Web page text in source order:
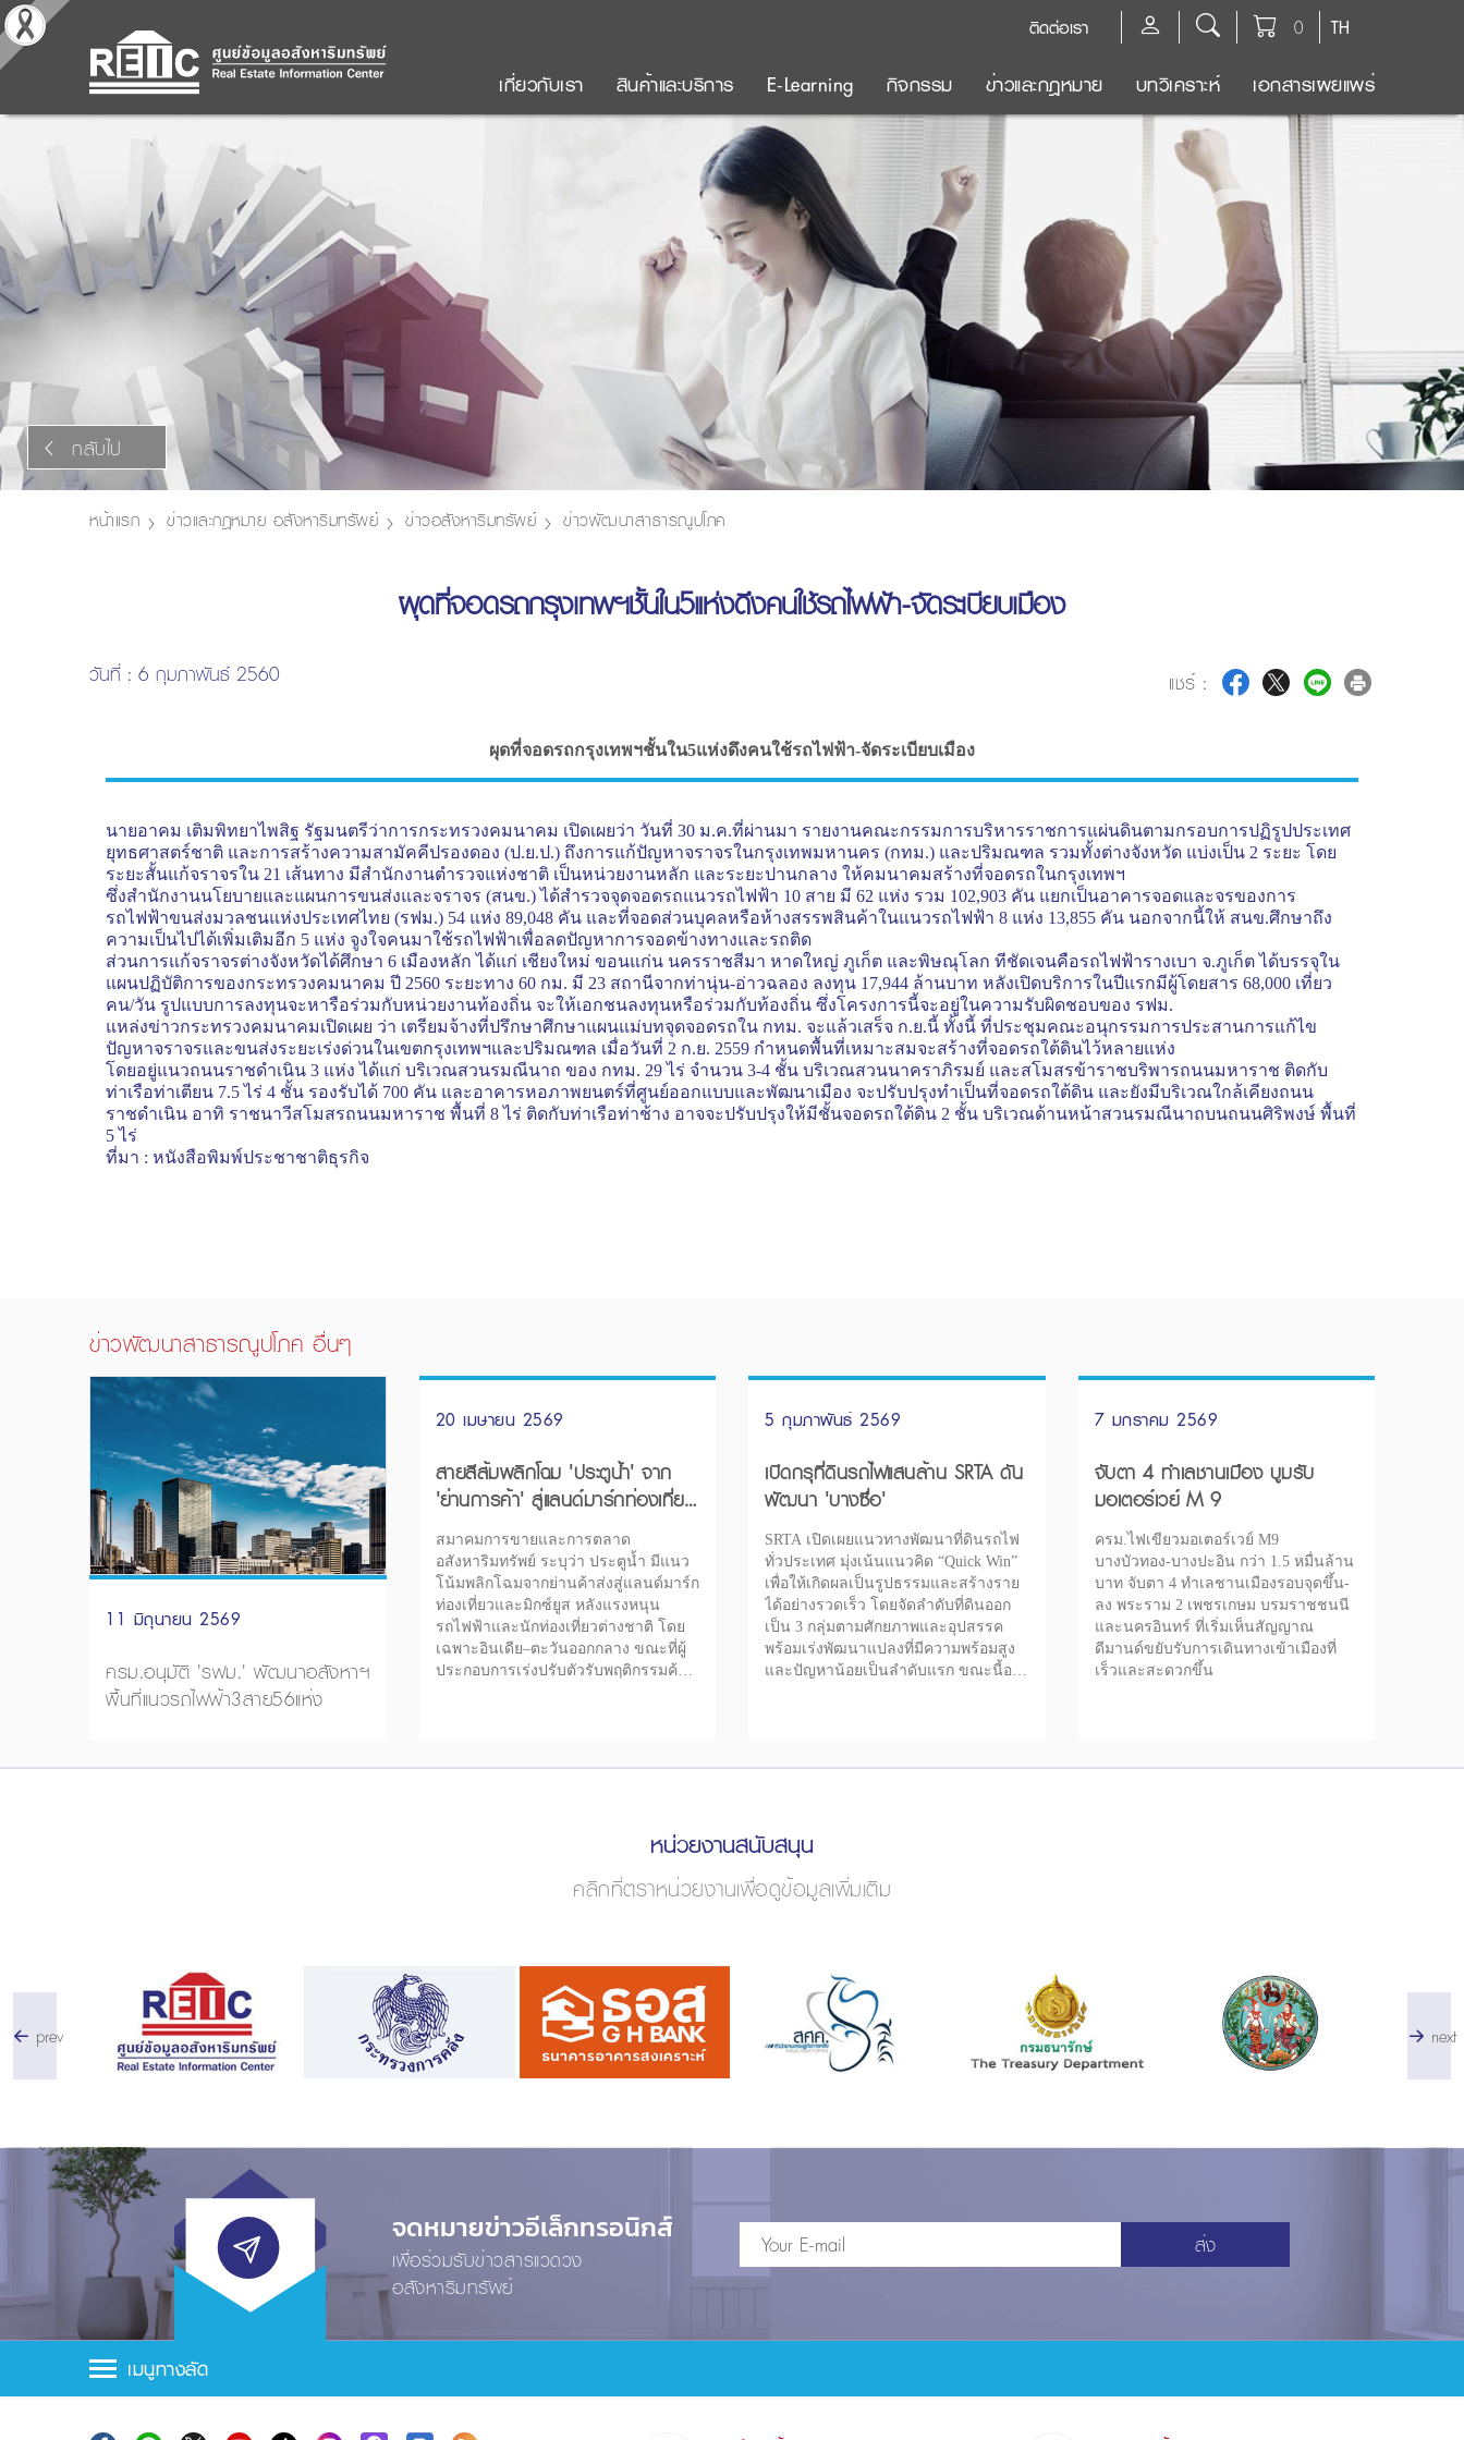
TH
0
ติดต่อเรา
เกี่ยวกับเรา สินค้าและบริการ E-Learning กิจกรรม ข่าวและกฎหมาย บทวิเคราะห์ เอกสารเผยแพร่
กลับไป
หน้าแรก ข่าวและกฎหมาย อสังหาริมทรัพย์ ข่าวอสังหาริมทรัพย์ ข่าวพัฒนาสาธารณูปโภค
ผุดที่จอดรถกรุงเทพฯชั้นใน5แห่งดึงคนใช้รถไฟฟ้า-จัดระเบียบเมือง
วันที่ : 6 กุมภาพันธ์ 2560 แชร์ :
ผุดที่จอดรถกรุงเทพฯชั้นใน5แห่งดึงคนใช้รถไฟฟ้า-จัดระเบียบเมือง
นายอาคม เติมพิทยาไพสิฐ รัฐมนตรีว่าการกระทรวงคมนาคม เปิดเผยว่า วันที่ 30 ม.ค.ที่ผ่านมา รายงานคณะกรรมการบริหารราชการแผ่นดินตามกรอบการปฏิรูปประเทศ
ยุทธศาสตร์ชาติ และการสร้างความสามัคคีปรองดอง (ป.ย.ป.) ถึงการแก้ปัญหาจราจรในกรุงเทพมหานคร (กทม.) และปริมณฑล รวมทั้งต่างจังหวัด แบ่งเป็น 2 ระยะ โดย
ระยะสั้นแก้จราจรใน 21 เส้นทาง มีสำนักงานตำรวจแห่งชาติ เป็นหน่วยงานหลัก และระยะปานกลาง ให้คมนาคมสร้างที่จอดรถในกรุงเทพฯ
ซึ่งสำนักงานนโยบายและแผนการขนส่งและจราจร (สนข.) ได้สำรวจจุดจอดรถแนวรถไฟฟ้า 10 สาย มี 62 แห่ง รวม 102,903 คัน แยกเป็นอาคารจอดและจรของการ
รถไฟฟ้าขนส่งมวลชนแห่งประเทศไทย (รฟม.) 54 แห่ง 89,048 คัน และที่จอดส่วนบุคลหรือห้างสรรพสินค้าในแนวรถไฟฟ้า 8 แห่ง 13,855 คัน นอกจากนี้ให้ สนข.ศึกษาถึง
ความเป็นไปได้เพิ่มเติมอีก 5 แห่ง จูงใจคนมาใช้รถไฟฟ้าเพื่อลดปัญหาการจอดข้างทางและรถติด
ส่วนการแก้จราจรต่างจังหวัดได้ศึกษา 6 เมืองหลัก ได้แก่ เชียงใหม่ ขอนแก่น นครราชสีมา หาดใหญ่ ภูเก็ต และพิษณุโลก ทีชัดเจนคือรถไฟฟ้ารางเบา จ.ภูเก็ต ได้บรรจุใน
แผนปฏิบัติการของกระทรวงคมนาคม ปี 2560 ระยะทาง 60 กม. มี 23 สถานีจากท่านุ่น-อ่าวฉลอง ลงทุน 17,944 ล้านบาท หลังเปิดบริการในปีแรกมีผู้โดยสาร 68,000 เที่ยว
คน/วัน รูปแบบการลงทุนจะหารือร่วมกับหน่วยงานท้องถิ่น จะให้เอกชนลงทุนหรือร่วมกับท้องถิ่น ซึ่งโครงการนี้จะอยู่ในความรับผิดชอบของ รฟม.
แหล่งข่าวกระทรวงคมนาคมเปิดเผย ว่า เตรียมจ้างที่ปรึกษาศึกษาแผนแม่บทจุดจอดรถใน กทม. จะแล้วเสร็จ ก.ย.นี้ ทั้งนี้ ที่ประชุมคณะอนุกรรมการประสานการแก้ไข
ปัญหาจราจรและขนส่งระยะเร่งด่วนในเขตกรุงเทพฯและปริมณฑล เมื่อวันที่ 2 ก.ย. 2559 กำหนดพื้นที่เหมาะสมจะสร้างที่จอดรถใต้ดินไว้หลายแห่ง
โดยอยู่แนวถนนราชดำเนิน 3 แห่ง ได้แก่ บริเวณสวนรมณีนาถ ของ กทม. 29 ไร่ จำนวน 3-4 ชั้น บริเวณสวนนาคราภิรมย์ และสโมสรข้าราชบริพารถนนมหาราช ติดกับ
ท่าเรือท่าเตียน 7.5 ไร่ 4 ชั้น รองรับได้ 700 คัน และอาคารหอภาพยนตร์ที่ศูนย์ออกแบบและพัฒนาเมือง จะปรับปรุงทำเป็นที่จอดรถใต้ดิน และยังมีบริเวณใกล้เคียงถนน
ราชดำเนิน อาทิ ราชนาวีสโมสรถนนมหาราช พื้นที่ 8 ไร่ ติดกับท่าเรือท่าช้าง อาจจะปรับปรุงให้มีชั้นจอดรถใต้ดิน 2 ชั้น บริเวณด้านหน้าสวนรมณีนาถบนถนนศิริพงษ์ พื้นที่
5 ไร่
ที่มา : หนังสือพิมพ์ประชาชาติธุรกิจ
ข่าวพัฒนาสาธารณูปโภค อื่นๆ
11 มิถุนายน 2569
ครม.อนุมัติ 'รฟม.' พัฒนาอสังหาฯ
พื้นที่แนวรถไฟฟ้า3สาย56แห่ง
20 เมษายน 2569
สายสีส้มพลิกโฉม 'ประตูน้ำ' จาก
'ย่านการค้า' สู่แลนด์มาร์กท่องเที่ยว
โลก
สมาคมการขายและการตลาด
อสังหาริมทรัพย์ ระบุว่า ประตูน้ำ มีแนว
โน้มพลิกโฉมจากย่านค้าส่งสู่แลนด์มาร์ก
ท่องเที่ยวและมิกซ์ยูส หลังแรงหนุน
รถไฟฟ้าและนักท่องเที่ยวต่างชาติ โดย
เฉพาะอินเดีย–ตะวันออกกลาง ขณะที่ผู้
ประกอบการเร่งปรับตัวรับพฤติกรรมค้า
5 กุมภาพันธ์ 2569
เปิดกรุที่ดินรถไฟแสนล้าน SRTA ดัน
พัฒนา 'บางซื่อ'
SRTA เปิดเผยแนวทางพัฒนาที่ดินรถไฟ
ทั่วประเทศ มุ่งเน้นแนวคิด “Quick Win”
เพื่อให้เกิดผลเป็นรูปธรรมและสร้างราย
ได้อย่างรวดเร็ว โดยจัดลำดับที่ดินออก
เป็น 3 กลุ่มตามศักยภาพและอุปสรรค
พร้อมเร่งพัฒนาแปลงที่มีความพร้อมสูง
และปัญหาน้อยเป็นลำดับแรก ขณะนี้อยู่
7 มกราคม 2569
จับตา 4 ทำเลชานเมือง บูมรับ
มอเตอร์เวย์ M 9
ครม.ไฟเขียวมอเตอร์เวย์ M9
บางบัวทอง-บางปะอิน กว่า 1.5 หมื่นล้าน
บาท จับตา 4 ทำเลชานเมืองรอบจุดขึ้น-
ลง พระราม 2 เพชรเกษม บรมราชชนนี
และนครอินทร์ ที่เริ่มเห็นสัญญาณ
ดีมานด์ขยับรับการเดินทางเข้าเมืองที่
เร็วและสะดวกขึ้น
หน่วยงานสนับสนุน
คลิกที่ตราหน่วยงานเพื่อดูข้อมูลเพิ่มเติม
prev next
จดหมายข่าวอีเล็กทรอนิกส์
เพื่อร่วมรับข่าวสารแวดวง
อสังหาริมทรัพย์
ส่ง
เมนูทางลัด